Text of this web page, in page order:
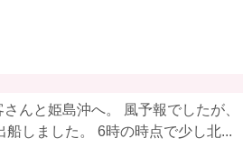
んと姫島沖へ。 風予報でしたが、
しました。 6時の時点で少し北...